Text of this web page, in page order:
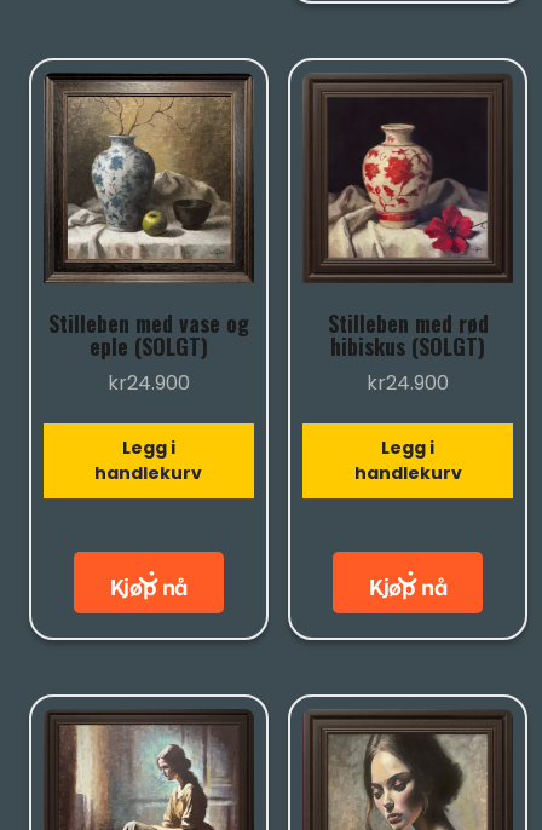
Stilleben med vase og
eple (SOLGT)
kr24.900
Legg i
handlekurv
Stilleben med rød
hibiskus (SOLGT)
kr24.900
Legg i
handlekurv